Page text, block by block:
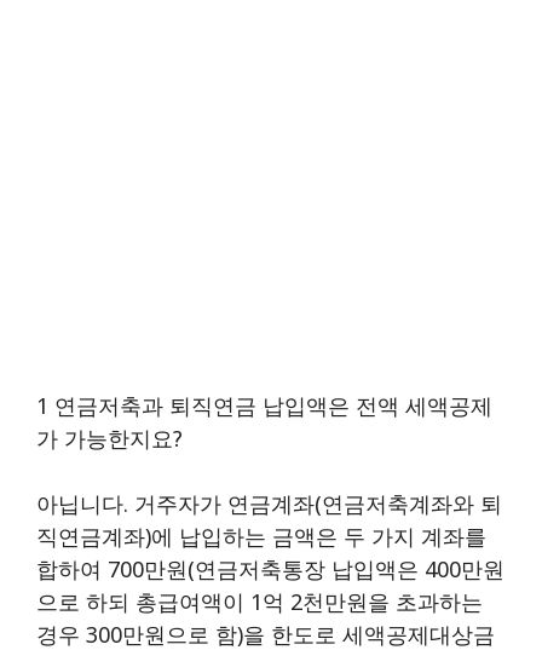
1 연금저축과 퇴직연금 납입액은 전액 세액공제
가 가능한지요?
아닙니다. 거주자가 연금계좌(연금저축계좌와 퇴
직연금계좌)에 납입하는 금액은 두 가지 계좌를
합하여 700만원(연금저축통장 납입액은 400만원
으로 하되 총급여액이 1억 2천만원을 초과하는
경우 300만원으로 함)을 한도로 세액공제대상금